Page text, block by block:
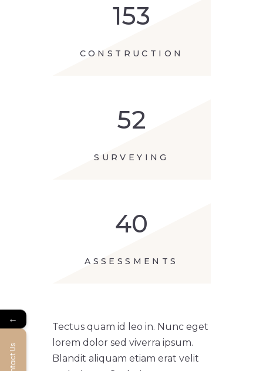
153
CONSTRUCTION
52
SURVEYING
40
ASSESSMENTS
Tectus quam id leo in. Nunc eget
lorem dolor sed viverra ipsum.
Blandit aliquam etiam erat velit
←
Contact Us